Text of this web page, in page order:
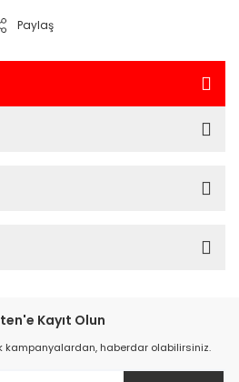
Paylaş
Kayıt Olun
kampanyalardan, haberdar olabilirsiniz.